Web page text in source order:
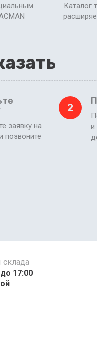
Каталог
заявку на
позвоните
2
и
склада
17:00